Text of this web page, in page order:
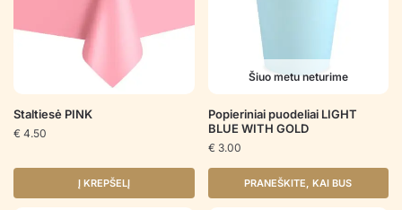
Staltiesė PINK
€ 4.50
Į KREPŠELĮ
Šiuo metu neturime
Popieriniai puodeliai LIGHT
BLUE WITH GOLD
€ 3.00
PRANEŠKITE, KAI BUS